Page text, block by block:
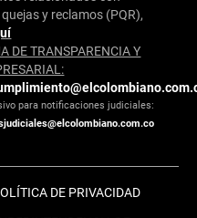
y reclamos (PQR),
DE TRANSPARENCIA Y
para notificaciones judiciales:
DE PRIVACIDAD